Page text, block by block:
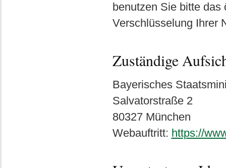
benutzen Sie bitte das
Verschlüsselung Ihrer
Zuständige
Bayerisches
Salvatorstraße 2
80327 München
Webauftritt: https://